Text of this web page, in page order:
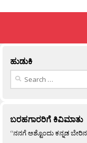
ಹುಡುಕಿ
Search
ಬರಹಗಾರರಿಗೆ ಕಿವಿಮಾತು
“ನನಗೆ ಅಶ್ಟೊಂದು ಕನ್ನಡ